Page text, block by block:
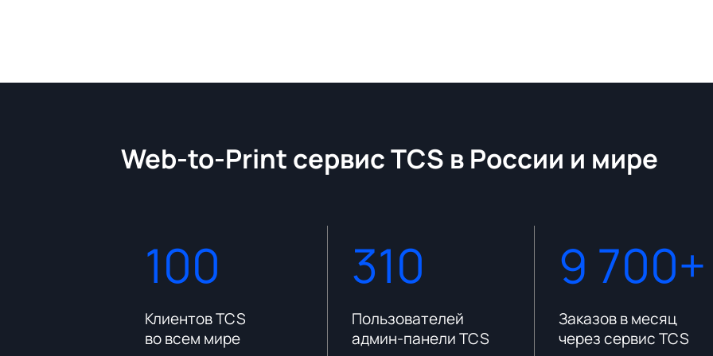
Web-to-Print сервис TCS в России и мире
100
Клиентов TCS
во всем мире
310
Пользователей
админ-панели TCS
9 700+
Заказов в месяц
через сервис TCS